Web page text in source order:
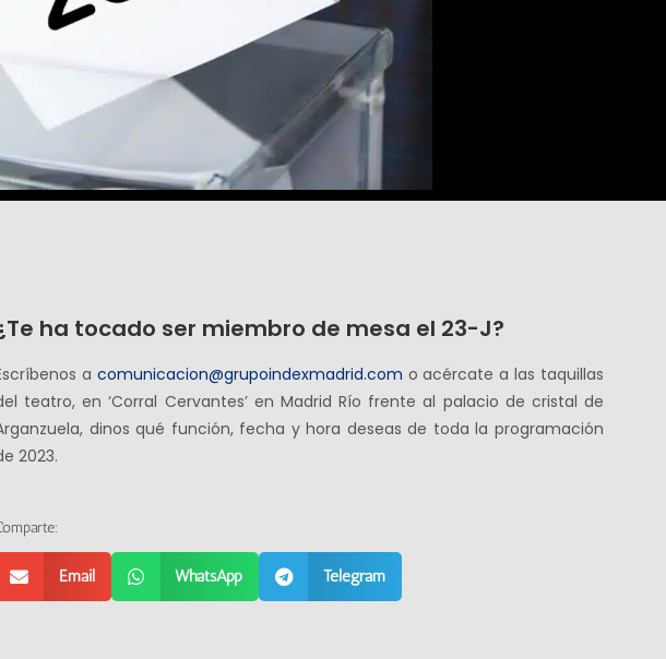
ha tocado ser miembro de mesa el 23-J?
a comunicacion@grupoindexmadrid.com o acércate a las taquillas
teatro, en ‘Corral Cervantes’ en Madrid Río frente al palacio de cristal de
dinos qué función, fecha y hora deseas de toda la programación
2023.
Email WhatsApp Telegram